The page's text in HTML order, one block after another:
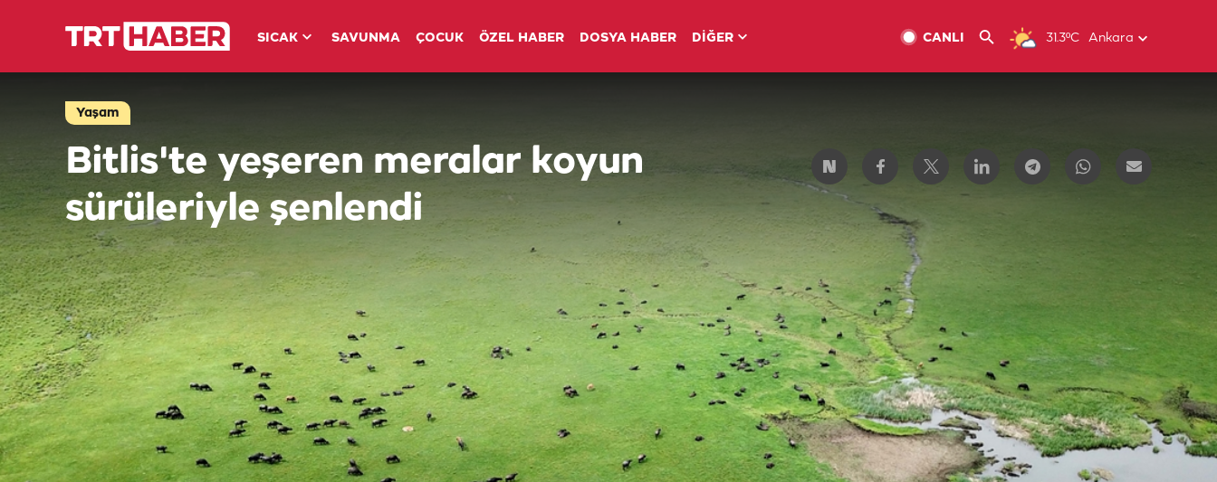
SICAK SAVUNMA ÇOCUK ÖZEL HABER DOSYA HABER DİĞER 31.3ºC Ankara
CANLI
Yaşam
Bitlis'te yeşeren meralar koyun
sürüleriyle şenlendi